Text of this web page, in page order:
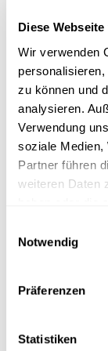
Diese
Wir verwenden
zu können und
analysieren.
Verwendung
soziale Medien,
Partner führen
weiteren Daten
Notwendig
Präferenzen
Statistiken
Information
Archivbestand
Verortung